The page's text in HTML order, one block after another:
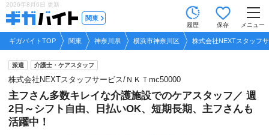
2026年8月6日 更新
関東
履歴 保存 メニュー
ギガバイトTOP 関東 神奈川県 横浜市神奈川区 株式会社NEXTスタッフ
派遣 介護士・ケアスタッフ
株式会社NEXTスタッフサービス/ＮＫＴmc50000
主フさん多数キレイな介護施設でのケアスタッフ／ 週
2日～シフト自由、日払いOK、短期長期、主フさんも
活躍中！